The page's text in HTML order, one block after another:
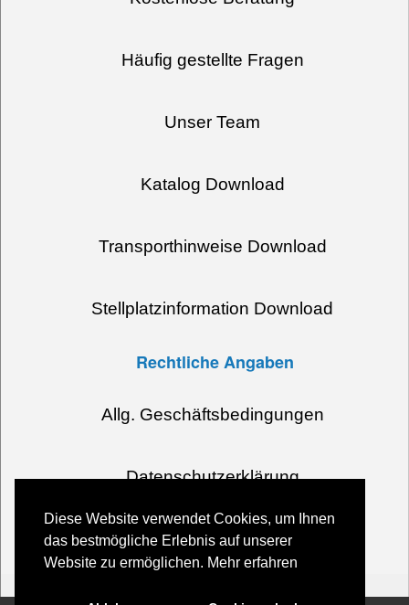
Häufig gestellte Fragen
Unser Team
Katalog Download
Transporthinweise Download
Stellplatzinformation Download
Rechtliche Angaben
Allg. Geschäftsbedingungen
Datenschutzerklärung
Impressum
Diese Website verwendet Cookies, um Ihnen
das bestmögliche Erlebnis auf unserer
Website zu ermöglichen. Mehr erfahren